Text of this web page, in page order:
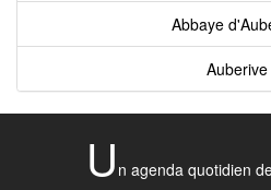
Abbaye
Auberive
U n agenda quotidien